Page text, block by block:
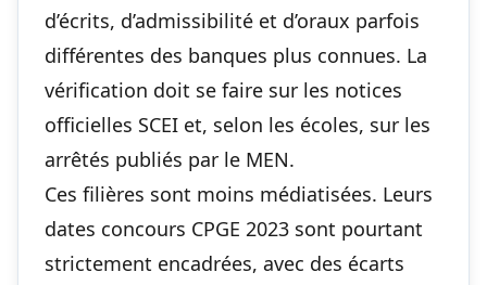
d’écrits, d’admissibilité et d’oraux parfois
différentes des banques plus connues. La
vérification doit se faire sur les notices
officielles SCEI et, selon les écoles, sur les
arrêtés publiés par le MEN.
Ces filières sont moins médiatisées. Leurs
dates concours CPGE 2023 sont pourtant
strictement encadrées, avec des écarts